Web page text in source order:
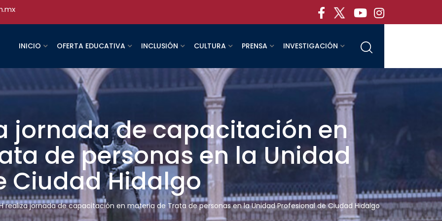
INICIO OFERTA EDUCATIVA INCLUSIÓN CULTURA PRENSA INVESTIGACIÓN
jornada de capacitación en
de personas en la Unidad
Ciudad Hidalgo
realiza jornada de capacitación en materia de Trata de personas en la Unidad Profesional de Ciudad Hidalgo